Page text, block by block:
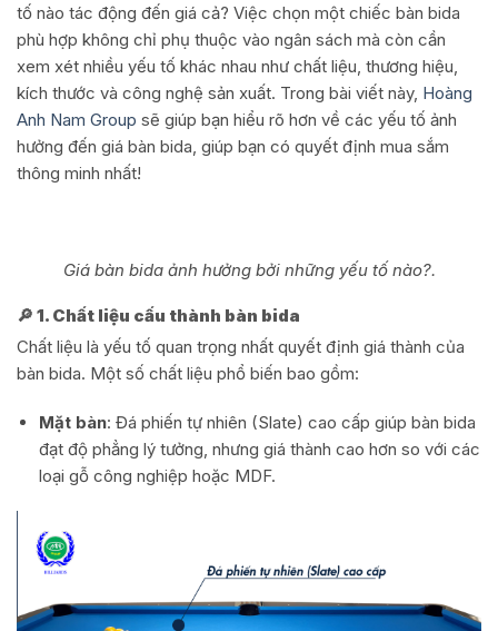
tố nào tác động đến giá cả? Việc chọn một chiếc bàn bida
phù hợp không chỉ phụ thuộc vào ngân sách mà còn cần
xem xét nhiều yếu tố khác nhau như chất liệu, thương hiệu,
kích thước và công nghệ sản xuất. Trong bài viết này, Hoàng
Anh Nam Group sẽ giúp bạn hiểu rõ hơn về các yếu tố ảnh
hưởng đến giá bàn bida, giúp bạn có quyết định mua sắm
thông minh nhất!
Giá bàn bida ảnh hưởng bởi những yếu tố nào?.
🔎 1. Chất liệu cấu thành bàn bida
Chất liệu là yếu tố quan trọng nhất quyết định giá thành của
bàn bida. Một số chất liệu phổ biến bao gồm:
Mặt bàn: Đá phiến tự nhiên (Slate) cao cấp giúp bàn bida
đạt độ phẳng lý tưởng, nhưng giá thành cao hơn so với các
loại gỗ công nghiệp hoặc MDF.